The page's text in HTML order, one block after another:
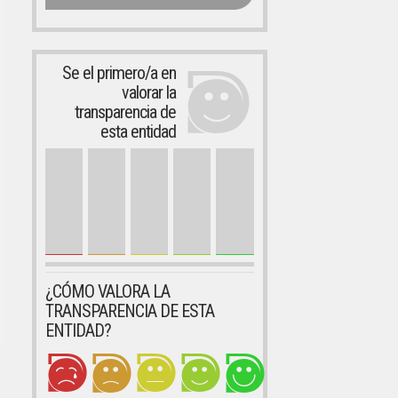
Se el primero/a en
valorar la
transparencia de
esta entidad
¿CÓMO VALORA LA
TRANSPARENCIA DE ESTA
ENTIDAD?